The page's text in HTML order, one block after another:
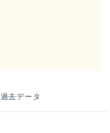
過去データ